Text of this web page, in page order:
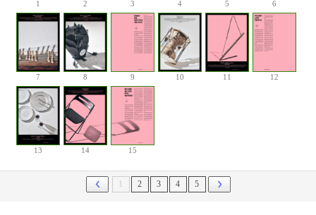
1 2 3 4 5 6
7 8 9 10 11 12
13 14 15
2 3 4 5